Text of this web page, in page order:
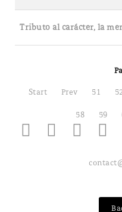
Tributo al carácter, la
Start Prev 51
58 59